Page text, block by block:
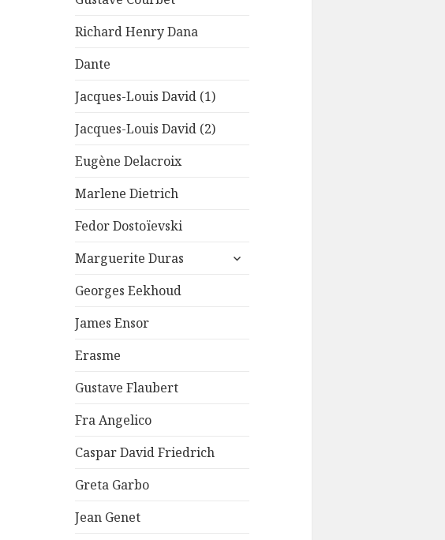
Richard Henry Dana
Dante
Jacques-Louis David (1)
Jacques-Louis David (2)
Eugène Delacroix
Marlene Dietrich
Fedor Dostoïevski
Marguerite Duras
ouvrir
Georges Eekhoud
James Ensor
Erasme
Gustave Flaubert
Fra Angelico
Caspar David Friedrich
Greta Garbo
Jean Genet